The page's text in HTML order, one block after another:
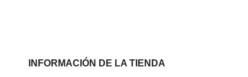
INFORMACIÓN DE LA TIENDA